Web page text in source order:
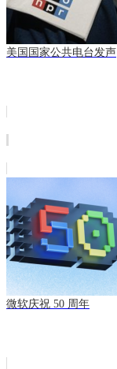
美国国家公共电台发声
微软庆祝 50 周年